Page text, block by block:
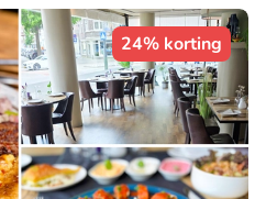
24% korting